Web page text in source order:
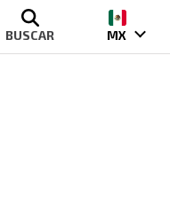
BUSCAR MX